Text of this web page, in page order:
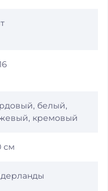
белый,
кремовый
см